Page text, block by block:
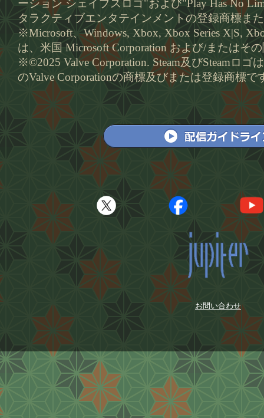
ーション シェイプスロゴ"および"Play Has No
タラクティブエンタテインメントの登録商標ま
※Microsoft、Windows, Xbox, Xbox Series X|S,
は、米国 Microsoft Corporation および/またはそ
※©2025 Valve Corporation. Steam及びSteamロゴ
のValve Corporationの商標及びまたは登録商標で
お問い合わせ